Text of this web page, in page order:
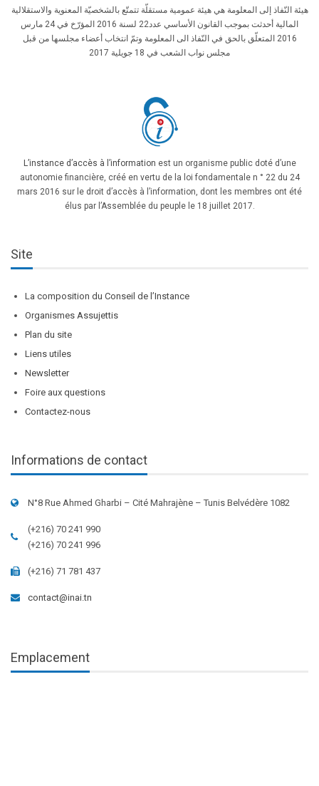
هيئة النّفاذ إلى المعلومة هي هيئة عمومية مستقلّة تتمتّع بالشخصيّة المعنوية والاستقلالية
المالية أحدثت بموجب القانون الأساسي عدد22 لسنة 2016 المؤرّخ في 24 مارس
2016 المتعلّق بالحق في النّفاذ الى المعلومة وتمّ انتخاب أعضاء مجلسها من قبل
مجلس نواب الشعب في 18 جويلية 2017
L’instance d’accès à l’information est un organisme public doté d’une
autonomie financière, créé en vertu de la loi fondamentale n ° 22 du 24
mars 2016 sur le droit d’accès à l’information, dont les membres ont été
élus par l’Assemblée du peuple le 18 juillet 2017.
Site
La composition du Conseil de l’Instance
Organismes Assujettis
Plan du site
Liens utiles
Newsletter
Foire aux questions
Contactez-nous
Informations de contact
N°8 Rue Ahmed Gharbi – Cité Mahrajène – Tunis Belvédère 1082
(+216) 70 241 990
(+216) 70 241 996
(+216) 71 781 437
contact@inai.tn
Emplacement